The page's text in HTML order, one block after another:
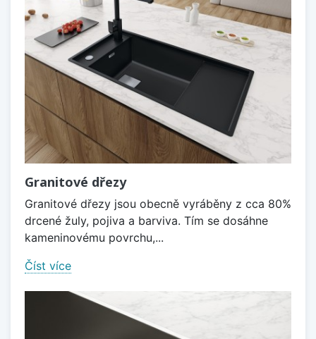
Granitové dřezy
Granitové dřezy jsou obecně vyráběny z cca 80%
drcené žuly, pojiva a barviva. Tím se dosáhne
kameninovému povrchu,...
Číst více